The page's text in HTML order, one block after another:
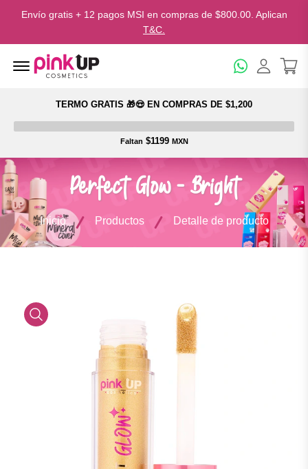
Envío gratis + 12 pagos MSI en compras de $800.00. Aplican
T&C.
Menu Open
TERMO GRATIS 🎁😍 EN COMPRAS DE $1,200
Faltan $1199 MXN
Perfect Glow - Bright
Inicio Productos Detalle de producto